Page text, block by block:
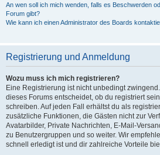
An wen soll ich mich wenden, falls es Beschwerden
Forum gibt?
Wie kann ich einen Administrator des Boards
Registrierung und Anmeldung
Wozu muss ich mich registrieren?
Eine Registrierung ist nicht unbedingt
dieses Forums entscheidet, ob du registriert
schreiben. Auf jeden Fall erhältst du als
zusätzliche Funktionen, die Gästen nicht zur
Avatarbilder, Private Nachrichten, E-Mail-
zu Benutzergruppen und so weiter. Wir
schnell erledigt ist und dir zahlreiche Vorteile